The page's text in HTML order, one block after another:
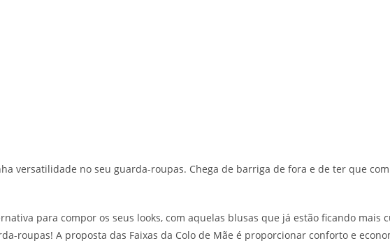
versatilidade no seu guarda-roupas. Chega de barriga de fora e de ter que
para compor os seus looks, com aquelas blusas que já estão ficando
roupas! A proposta das Faixas da Colo de Mãe é proporcionar conforto e